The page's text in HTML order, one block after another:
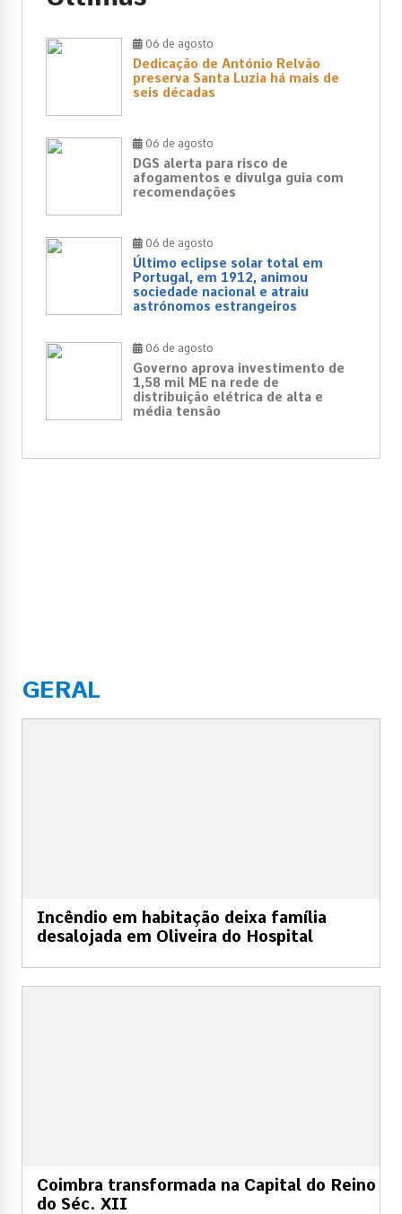
06 de agosto
Dedicação de António Relvão
preserva Santa Luzia há mais de
seis décadas
06 de agosto
DGS alerta para risco de
afogamentos e divulga guia com
recomendações
06 de agosto
Último eclipse solar total em
Portugal, em 1912, animou
sociedade nacional e atraiu
astrónomos estrangeiros
06 de agosto
Governo aprova investimento de
1,58 mil ME na rede de
distribuição elétrica de alta e
média tensão
GERAL
Incêndio em habitação deixa família
desalojada em Oliveira do Hospital
Coimbra transformada na Capital do Reino
do Séc. XII